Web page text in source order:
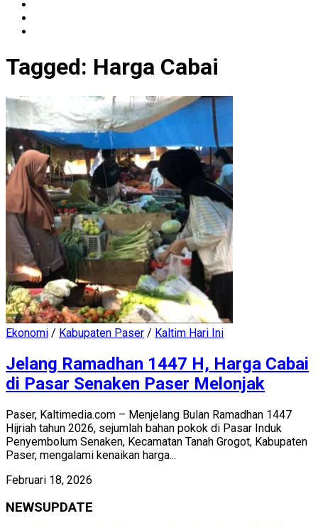
Tagged: Harga Cabai
Ekonomi / Kabupaten Paser / Kaltim Hari Ini
Jelang Ramadhan 1447 H, Harga Cabai
di Pasar Senaken Paser Melonjak
Paser, Kaltimedia.com – Menjelang Bulan Ramadhan 1447
Hijriah tahun 2026, sejumlah bahan pokok di Pasar Induk
Penyembolum Senaken, Kecamatan Tanah Grogot, Kabupaten
Paser, mengalami kenaikan harga...
Februari 18, 2026
NEWSUPDATE